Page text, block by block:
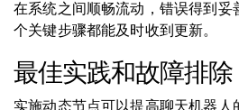
在系统之间顺畅流动，错误得到妥
个关键步骤都能及时收到更新。
最佳实践和故障排除
实施动态节点可以提高聊天机器人